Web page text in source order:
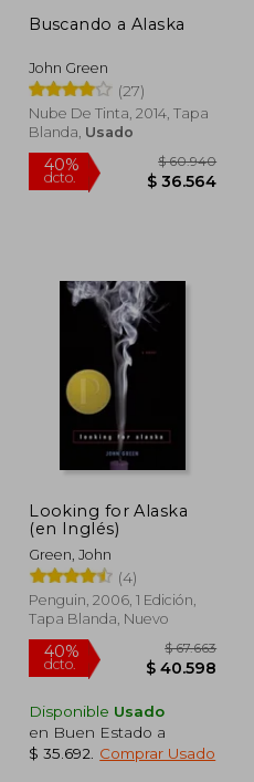
40%
dcto.
Buscando a Alaska
John Green
(27)
Nube De Tinta, 2014, Tapa
Blanda, Usado
Looking for Alaska
(en Inglés)
Green, John
(4)
Penguin, 2006, 1 Edición,
Tapa Blanda, Nuevo
Disponible Usado
en Buen Estado a
$ 35.692
Comprar Usado